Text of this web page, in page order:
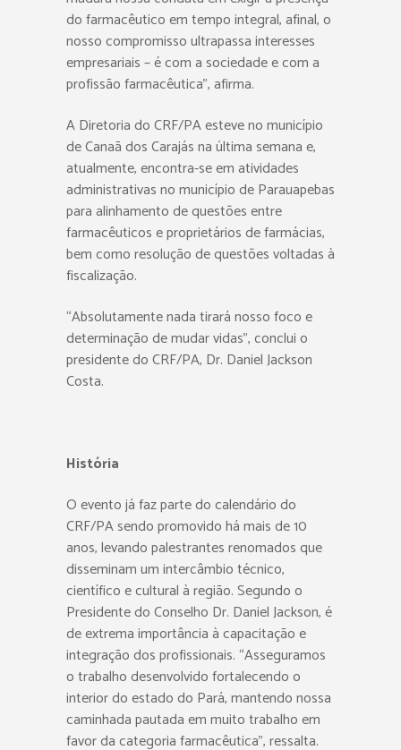
do farmacêutico em tempo integral, afinal, o
nosso compromisso ultrapassa interesses
empresariais – é com a sociedade e com a
profissão farmacêutica”, afirma.
A Diretoria do CRF/PA esteve no município
de Canaã dos Carajás na última semana e,
atualmente, encontra-se em atividades
administrativas no município de Parauapebas
para alinhamento de questões entre
farmacêuticos e proprietários de farmácias,
bem como resolução de questões voltadas à
fiscalização.
“Absolutamente nada tirará nosso foco e
determinação de mudar vidas”, conclui o
presidente do CRF/PA, Dr. Daniel Jackson
Costa.
História
O evento já faz parte do calendário do
CRF/PA sendo promovido há mais de 10
anos, levando palestrantes renomados que
disseminam um intercâmbio técnico,
científico e cultural à região. Segundo o
Presidente do Conselho Dr. Daniel Jackson, é
de extrema importância à capacitação e
integração dos profissionais. “Asseguramos
o trabalho desenvolvido fortalecendo o
interior do estado do Pará, mantendo nossa
caminhada pautada em muito trabalho em
favor da categoria farmacêutica”, ressalta.